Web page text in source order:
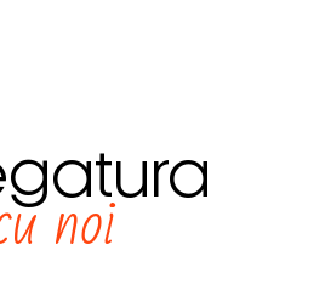
noi